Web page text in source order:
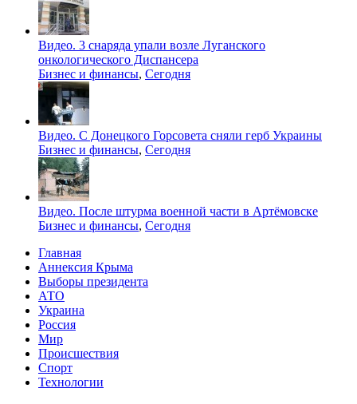
Видео. 3 снаряда упали возле Луганского
онкологического Диспансера
Бизнес и финансы, Сегодня
Видео. С Донецкого Горсовета сняли герб Украины
Бизнес и финансы, Сегодня
Видео. После штурма военной части в Артёмовске
Бизнес и финансы, Сегодня
Главная
Аннексия Крыма
Выборы президента
АТО
Украина
Россия
Мир
Происшествия
Спорт
Технологии